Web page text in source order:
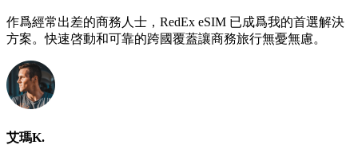
作爲經常出差的商務人士，RedEx eSIM 已成爲我的首選解決
方案。快速啓動和可靠的跨國覆蓋讓商務旅行無憂無慮。
艾瑪K.